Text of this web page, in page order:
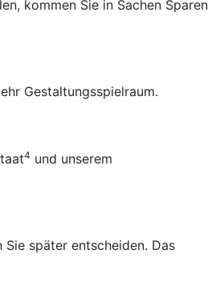
kommen Sie in Sachen Sparen
Gestaltungsspielraum.
4 und unserem
später entscheiden. Das